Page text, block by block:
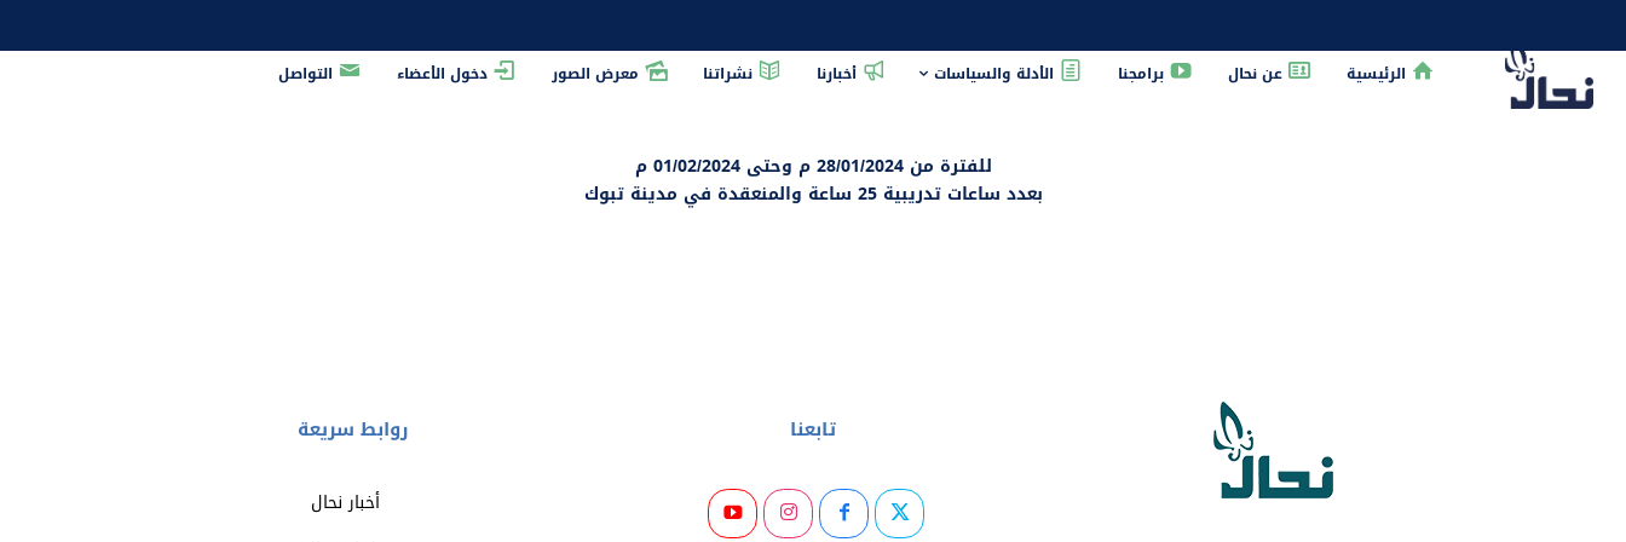
الرئيسية عن نحال برامجنا الأدلة والسياسات أخبارنا نشراتنا معرض الصور دخول الأعضاء التواصل
للفترة من 28/01/2024 م وحتى 01/02/2024 م
بعدد ساعات تدريبية 25 ساعة والمنعقدة في مدينة تبوك
تابعنا روابط سريعة
أخبار نحال